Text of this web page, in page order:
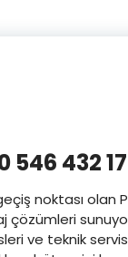
546 432 17
noktası olan
ve teknik